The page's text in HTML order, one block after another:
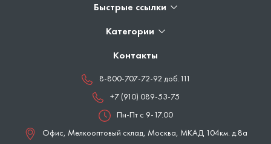
Быстрые ссылки
Категории
Контакты
8-800-707-72-92 доб.111
+7 (910) 089-53-75
Пн-Пт с 9-17.00
Офис, Мелкооптовый склад, Москва, МКАД 104км. д.8а